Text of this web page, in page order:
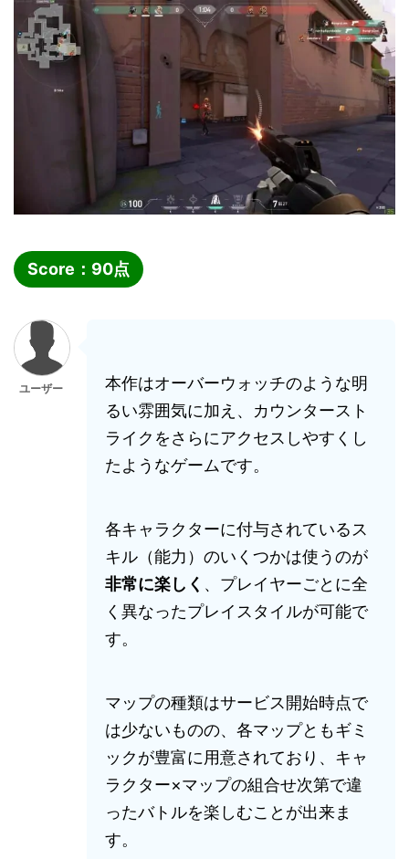
Score： 90点
ユーザー
本作はオーバーウォッチのような明
るい雰囲気に加え、カウンタースト
ライクをさらにアクセスしやすくし
たようなゲームです。
各キャラクターに付与されているス
キル（能力）のいくつかは使うのが
非常に楽しく 、プレイヤーごとに全
く異なったプレイスタイルが可能で
す。
マップの種類はサービス開始時点で
は少ないものの、各マップともギミ
ックが豊富に用意されており、キャ
ラクター×マップの組合せ次第で違
ったバトルを楽しむことが出来ま
す。